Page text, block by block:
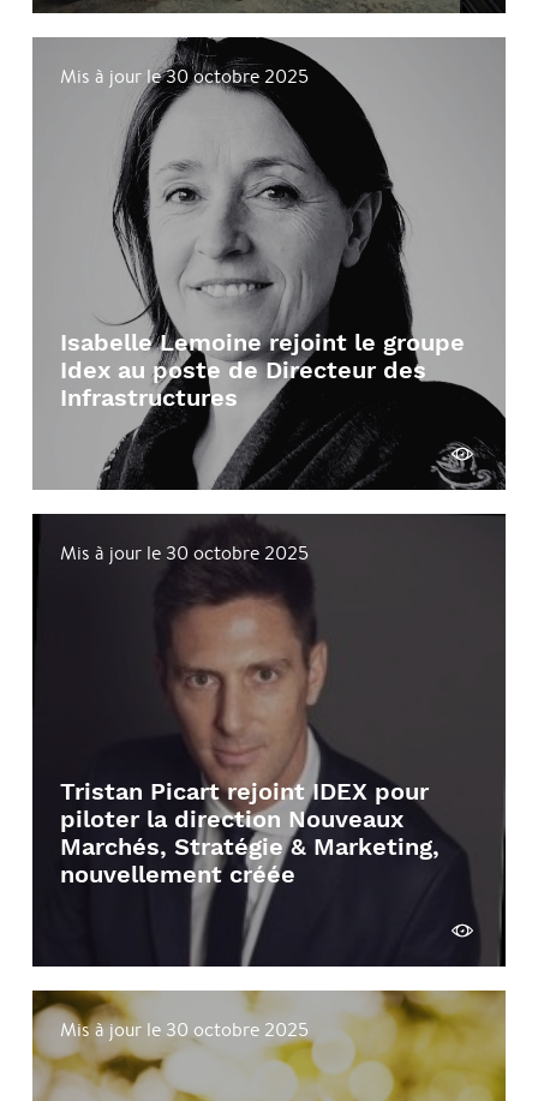
Travaux de modernisation
Unité de Valorisation Énergétique des
Déchets
Mis à jour le 30 octobre 2025
Isabelle Lemoine rejoint le groupe
Idex au poste de Directeur des
Infrastructures
Voir
Mis à jour le 30 octobre 2025
Tristan Picart rejoint IDEX pour
piloter la direction Nouveaux
Marchés, Stratégie & Marketing,
nouvellement créée
Voir
Mis à jour le 30 octobre 2025